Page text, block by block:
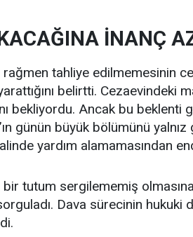
İNANÇ
rağmen tahliye edilmemesinin
belirtti. Cezaevindeki
bekliyordu. Ancak bu beklenti
günün büyük bölümünü
yardım alamamasından
bir tutum sergilememiş
Dava sürecinin hukuki